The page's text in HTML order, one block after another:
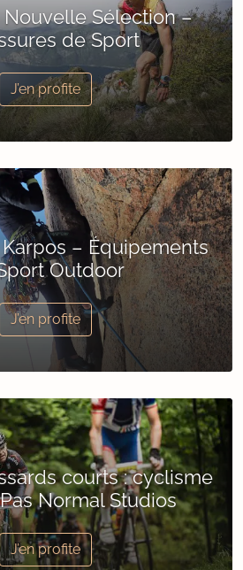
Nouvelle Sélection –
de Sport
J’en profite
– Équipements
Outdoor
J’en profite
courts : cyclisme
Normal Studios
J’en profite